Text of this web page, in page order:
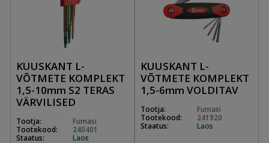
KUUSKANT L-
VÕTMETE KOMPLEKT
1,5-10mm S2 TERAS
VÄRVILISED
Tootja:
Fumasi
Tootekood:
240401
Staatus:
Laos
KUUSKANT L-
VÕTMETE KOMPLEKT
1,5-6mm VOLDITAV
Tootja:
Fumasi
Tootekood:
241920
Staatus:
Laos